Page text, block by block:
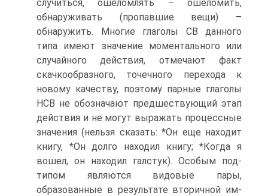
случиться, ошеломлять – ошеломить,
обнаруживать (пропав­шие вещи) –
обнаружить. Многие глаголы СВ данного
типа имеют зна­чение моментального или
случайного действия, отмечают факт
скачкооб­разного, точечного перехода к
новому качеству, поэтому парные глаголы
НСВ не обозначают предшествующий этап
действия и не могут выра­жать процессные
значения (нельзя сказать: *Он еще находит
книгу, *Он долго находил книгу; *Когда я
вошел, он находил галстук). Особым под­
типом являются видовые пары,
образованные в результате вторичной им-